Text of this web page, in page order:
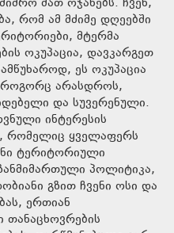
რომ ამ მძიმე დღეებში
მტერმა
ოკუპაცია, დავკარგეთ
ეს ოკუპაცია
არასდროს,
და სუვერენული.
ინტერესის
რომელიც ყველაფერს
ტერიტორიული
პოლიტიკა,
გზით ჩვენი ოსი და
ერთიან
თანაცხოვრების